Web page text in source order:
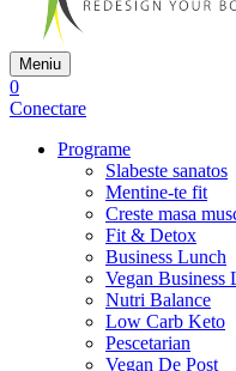
Meniu
0
Conectare
Programe
Slabeste sanatos
Mentine-te fit
Creste masa
Fit & Detox
Business Lunch
Vegan Business
Nutri Balance
Low Carb Keto
Pescetarian
Vegan De Post